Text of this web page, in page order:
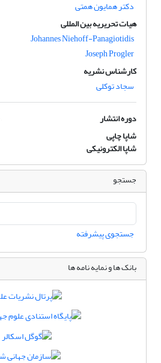
دکتر همایون همتی
هیات تحریریه بین المللی
Johannes Niehoff-Panagiotidis
Joseph Progler
کارشناس نشریه
سجاد توکلی
دوره انتشار
شاپا چاپی
شاپا الکترونیکی
جستجو
جستجوی پیشرفته
بانک ها و نمایه نامه ها